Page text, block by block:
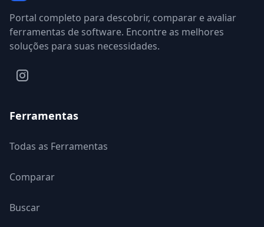
Portal completo para descobrir, comparar e avaliar
ferramentas de software. Encontre as melhores
soluções para suas necessidades.
Ferramentas
Todas as Ferramentas
Comparar
Buscar